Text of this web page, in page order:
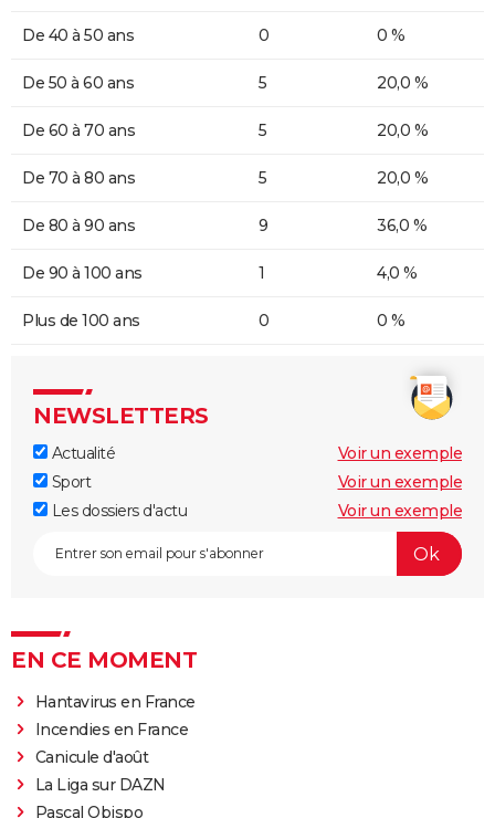
De 40 à 50 ans 0 0 %
De 50 à 60 ans 5 20,0 %
De 60 à 70 ans 5 20,0 %
De 70 à 80 ans 5 20,0 %
De 80 à 90 ans 9 36,0 %
De 90 à 100 ans 1 4,0 %
Plus de 100 ans 0 0 %
NEWSLETTERS
Actualité
Voir un exemple
Sport
Voir un exemple
Les dossiers d'actu
Voir un exemple
EN CE MOMENT
Hantavirus en France
Incendies en France
Canicule d'août
La Liga sur DAZN
Pascal Obispo